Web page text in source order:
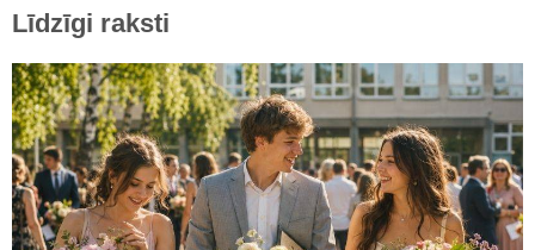
Līdzīgi raksti